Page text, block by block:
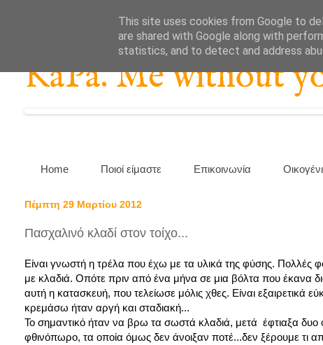
KaPa. Me without
Home Ποιοί είμαστε Επικοινωνία
Πέμπτη 29 Μαρτίου 2012
Πασχαλινό κλαδί στον τοίχο...
Είναι γνωστή η τρέλα που έχω με τα υλικά της φύσης. Πολλές
με κλαδιά. Οπότε πριν από ένα μήνα σε μια βόλτα που έκανα
αυτή η κατασκευή, που τελείωσε μόλις χθες. Είναι
κρεμάσω ήταν αργή και σταδιακή...
Το σημαντικό ήταν να βρω τα σωστά κλαδιά, μετά έφτιαξα δυο
φθινόπωρο, τα οποία όμως δεν άνοιξαν ποτέ...δεν ξέρουμε τι
This site uses cookies from Google to
are shared with Google along with
statistics, and to detect and address